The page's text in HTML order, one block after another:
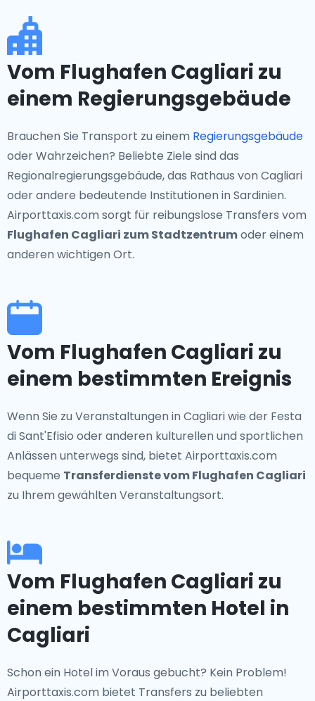
Vom Flughafen Cagliari zu
einem Regierungsgebäude
Brauchen Sie Transport zu einem Regierungsgebäude
oder Wahrzeichen? Beliebte Ziele sind das
Regionalregierungsgebäude, das Rathaus von Cagliari
oder andere bedeutende Institutionen in Sardinien.
Airporttaxis.com sorgt für reibungslose Transfers vom
Flughafen Cagliari zum Stadtzentrumoder einem
anderen wichtigen Ort.
Vom Flughafen Cagliari zu
einem bestimmten Ereignis
Wenn Sie zu Veranstaltungen in Cagliari wie der Festa
di Sant'Efisio oder anderen kulturellen und sportlichen
Anlässen unterwegs sind, bietet Airporttaxis.com
bequeme Transferdienste vom Flughafen Cagliari
zu Ihrem gewählten Veranstaltungsort.
Vom Flughafen Cagliari zu
einem bestimmten Hotel in
Cagliari
Schon ein Hotel im Voraus gebucht? Kein Problem!
Airporttaxis.com bietet Transfers zu beliebten